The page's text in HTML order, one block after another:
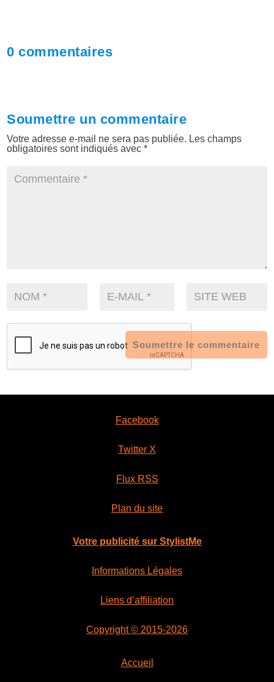
0 commentaires
Soumettre un commentaire
Votre adresse e-mail ne sera pas publiée. Les champs
obligatoires sont indiqués avec*
Soumettre le commentaire
Facebook
Twitter X
Flux RSS
Plan du site
Votre publicité sur StylistMe
Informations Légales
Liens d’affiliation
Copyright © 2015-2026
Accueil